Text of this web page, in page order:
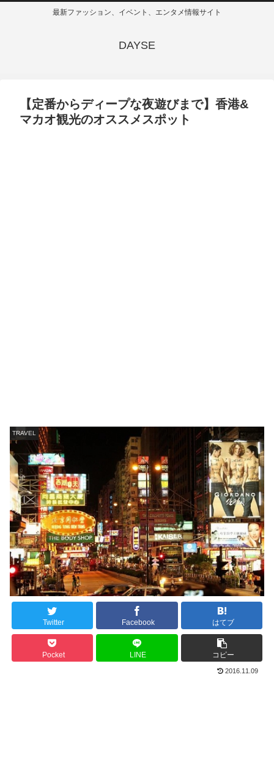
最新ファッション、イベント、エンタメ情報サイト
DAYSE
【定番からディープな夜遊びまで】香港&
マカオ観光のオススメスポット
TRAVEL
Twitter Facebook はてブ
Pocket LINE コピー
2016.11.09